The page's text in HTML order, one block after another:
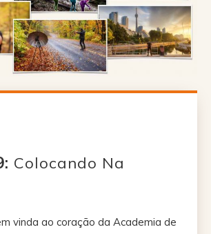
: Colocando Na
vinda ao coração da Academia de